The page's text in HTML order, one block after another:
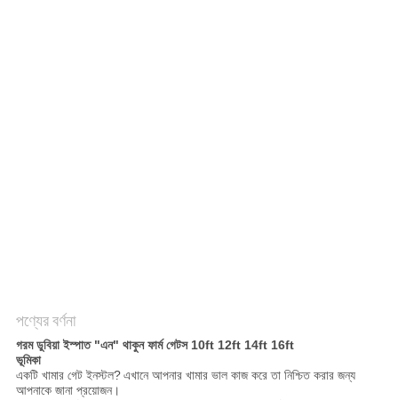
পণ্যের বর্ণনা
গরম ডুবিয়া ইস্পাত "এন" থাকুন ফার্ম গেটস 10ft 12ft 14ft 16ft
ভূমিকা
একটি খামার গেট ইনস্টল?এখানে আপনার খামার ভাল কাজ করে তা নিশ্চিত করার জন্য
আপনাকে জানা প্রয়োজন।